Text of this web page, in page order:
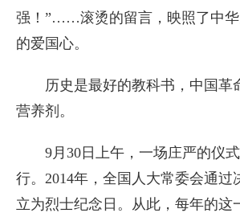
强！”……滚烫的留言，映照了中华
的爱国心。
历史是最好的教科书，中国革
营养剂。
9月30日上午，一场庄严的仪
行。2014年，全国人大常委会通过
立为烈士纪念日。从此，每年的这